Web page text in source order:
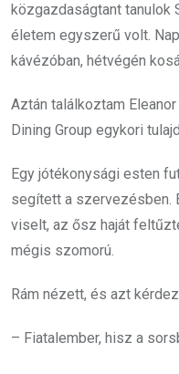
közgazdaságtant tanulok
életem egyszerű volt.
kávézóban, hétvégén
Aztán találkoztam
Dining Group egykori
Egy jótékonysági esten
segített a szervezésben.
viselt, az ősz haját
mégis szomorú.
Rám nézett, és azt
– Fiatalember, hisz a